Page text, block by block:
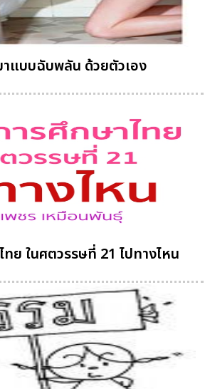
าแบบฉับพลัน ด้วยตัวเอง
ย ในศตวรรษที่ 21 ไปทางไหน